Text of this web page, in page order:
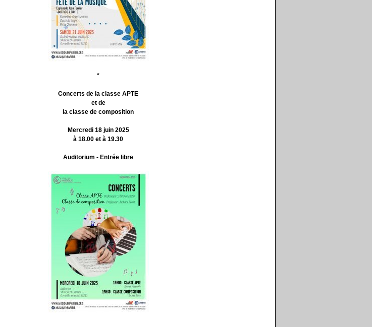
*
Concerts de la classe APTE
et de
la classe de composition
Mercredi 18 juin 2025
à 18.00 et à 19.30
Auditorium - Entrée libre